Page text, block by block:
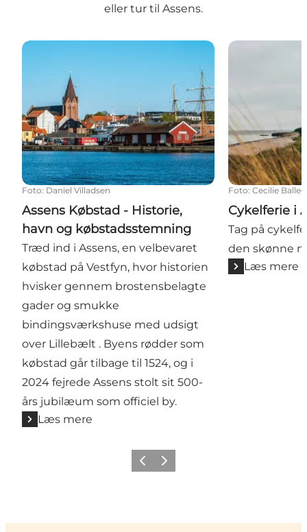
eller tur til Assens.
Assens Købstad - Historie, havn og
Foto: Daniel Villadsen
Assens Købstad - Historie,
havn og købstadsstemning
Træd ind i Assens, en velbevaret
købstad på Vestfyn, hvor historien
hvisker gennem brostensbelagte
gader og smukke
bindingsværkshuse med udsigt
over Lillebælt . Byens rødder som
købstad går tilbage til 1524, og i
2024 fejrede Assens stolt sit 500-
års jubilæum som officiel by.
Læs mere
Cykelferie i
Foto: Cecilie
Cykelferie i
Tag på
den skønne
Læs mere
ForrigeNæste